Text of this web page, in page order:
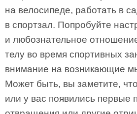
на велосипеде, работать в
в спортзал. Попробуйте
и любознательное
телу во время спортивных
внимание на возникающие
Может быть, вы заметите,
или у вас появились первые